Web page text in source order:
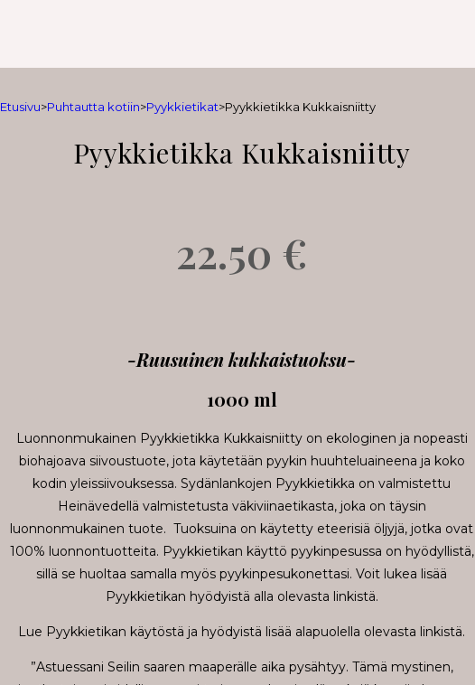
Etusivu>Puhtautta kotiin>Pyykkietikat>Pyykkietikka Kukkaisniitty
Pyykkietikka Kukkaisniitty
22.50 €
-Ruusuinen kukkaistuoksu-
1000 ml
Luonnonmukainen Pyykkietikka Kukkaisniitty on ekologinen ja nopeasti
biohajoava siivoustuote, jota käytetään pyykin huuhteluaineena ja koko
kodin yleissiivouksessa. Sydänlankojen Pyykkietikka on valmistettu
Heinävedellä valmistetusta väkiviinaetikasta, joka on täysin
luonnonmukainen tuote. Tuoksuina on käytetty eteerisiä öljyjä, jotka ovat
100% luonnontuotteita. Pyykkietikan käyttö pyykinpesussa on hyödyllistä,
sillä se huoltaa samalla myös pyykinpesukonettasi. Voit lukea lisää
Pyykkietikan hyödyistä alla olevasta linkistä.
Lue Pyykkietikan käytöstä ja hyödyistä lisää alapuolella olevasta linkistä.
”Astuessani Seilin saaren maaperälle aika pysähtyy. Tämä mystinen,